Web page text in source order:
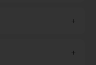
料）を行って下さ
用規約」（売掛金